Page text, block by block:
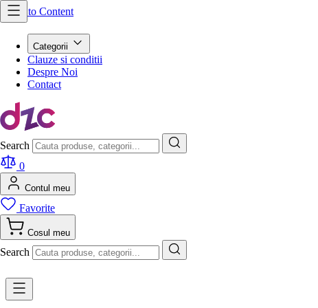
Skip to Content
Categorii
Clauze si conditii
Despre Noi
Contact
Search
0
Contul meu
Favorite
Cosul meu
Search